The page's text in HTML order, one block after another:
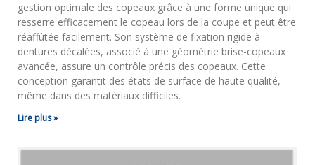
gestion optimale des copeaux grâce à une forme unique qui
resserre efficacement le copeau lors de la coupe et peut être
réaffûtée facilement. Son système de fixation rigide à
dentures décalées, associé à une géométrie brise-copeaux
avancée, assure un contrôle précis des copeaux. Cette
conception garantit des états de surface de haute qualité,
même dans des matériaux difficiles.
Lire plus »